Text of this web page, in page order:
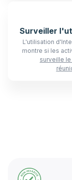
Surveiller
L'utilisation
montre si les
surveille